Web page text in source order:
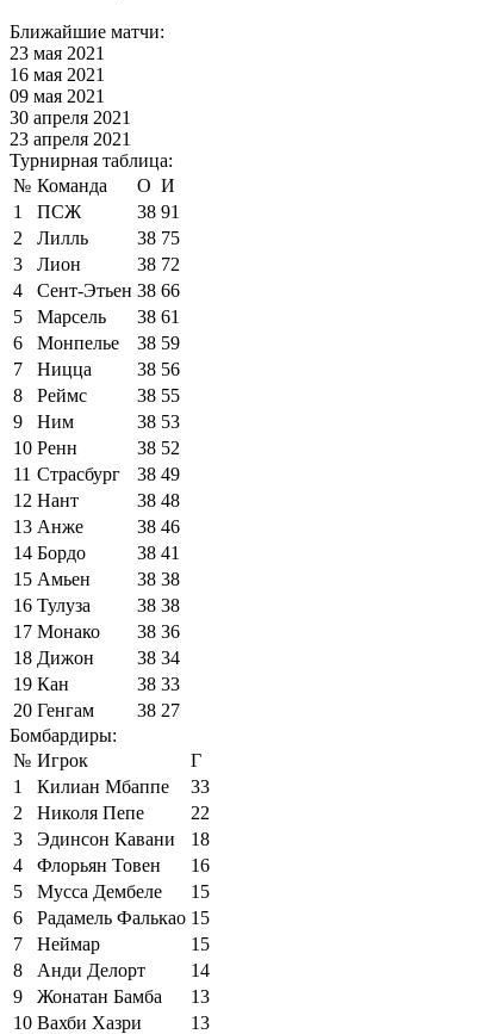
Ближайшие матчи:
23 мая 2021
16 мая 2021
09 мая 2021
30 апреля 2021
23 апреля 2021
Турнирная таблица:
№ Команда О И
1
ПСЖ 38 91
2
Лилль 38 75
3
Лион 38 72
4
Сент-Этьен 38 66
5
Марсель 38 61
6
Монпелье 38 59
7
Ницца 38 56
8
Реймс 38 55
9
Ним 38 53
10 Ренн 38 52
11 Страсбург 38 49
12 Нант 38 48
13 Анже 38 46
14 Бордо 38 41
15 Амьен 38 38
16 Тулуза 38 38
17 Монако 38 36
18 Дижон 38 34
19 Кан 38 33
20 Генгам 38 27
Бомбардиры:
№ Игрок
Г
1
Килиан Мбаппе
33
2
Николя Пепе
22
3
Эдинсон Кавани
18
4
Флорьян Товен
16
5
Мусса Дембеле
15
6
Радамель Фалькао 15
7
Неймар
15
8
Анди Делорт
14
9
Жонатан Бамба
13
10 Вахби Хазри
13